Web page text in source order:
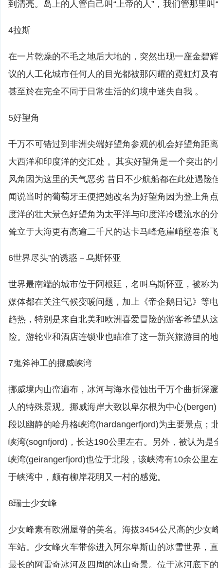
到清亮。岛上的人管自己叫“上帝的人”，我们管那里叫
4拉斯
在一片乾燥的不毛之地后大地的，突然出现一座金碧
议的人工化城市任何人的目光都被那闪耀的霓虹灯及
甚至於在完全不同于日常生活的幻境中迷失自我 。
5好望角
千万不可错过到非洲尖端好望角参观的机会好望角距
大西洋和印度洋的交汇处 。其实好望角是一个突出的
风角因为这里的天气恶劣 昔日不少航船都在此处遇险
闻说当时的葡萄牙王便把她改名为好望角因为登上角
度洋的壮大景色好望角为太平洋与印度洋冷暖流水的
耸立于大海更有高逾二千尺的达卡马峰危崖峭壁卷浪
6世界尽头”的诱惑－乌斯怀亚
世界最南端的城市位于阿根廷，名叫乌斯怀亚，被称
媒体都在关注气候变暖问题，加上《帝企鹅日记》等
趋热，特别是来自北美和欧洲喜爱冒险的游客希望从
险。游轮业和酒店连锁业也瞄准了这一新兴旅游目的
7鬼斧神工的挪威峡湾
挪威境内山峦遍布，冰河与海水侵蚀出千万个曲折深
人的特殊景观。挪威海岸大致以卑尔根为中心
段以幽静的哈丹格峡湾(hardangerfjord)为主要景点；
峡湾(sognfjord)，长达190公里左右。另外，被认为是
峡湾(geirangerfjord)也位于北段，该峡湾有10余公里
于峡湾中，颇有柳岸花明又一村的感觉。
8瑞士少女峰
少女峰素有欧洲屋脊的美名。海拔3454公尺高的少女
车站。少女峰火车带你进入阿尔卑斯山的冰雪世界，
最长的阿雷奇冰河及四周的冰山奇景。位于冰河底下